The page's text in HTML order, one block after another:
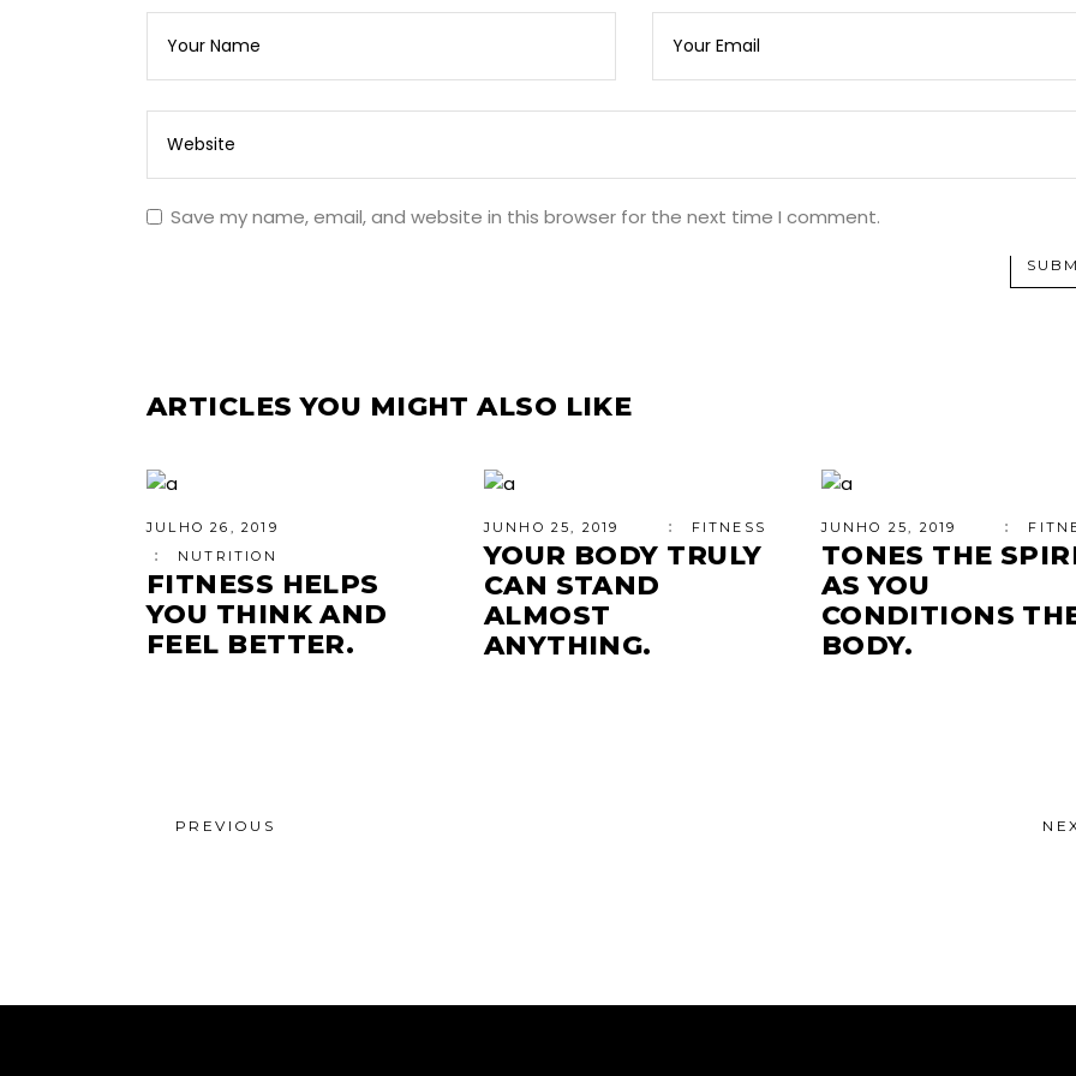
Save my name, email, and website in this browser for the next time I comment.
ARTICLES YOU MIGHT ALSO LIKE
JULHO 26, 2019
NUTRITION
FITNESS HELPS
YOU THINK AND
FEEL BETTER.
JUNHO 25, 2019 FITNESS
YOUR BODY TRULY
CAN STAND
ALMOST
ANYTHING.
JUNHO 25, 2019
TONES THE
AS YOU
CONDITIONS
BODY.
PREVIOUS